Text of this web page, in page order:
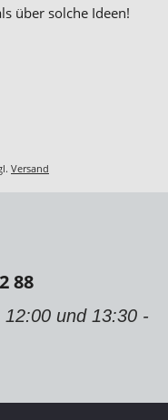
über solche Ideen!
Versand
88
und 13:30 -